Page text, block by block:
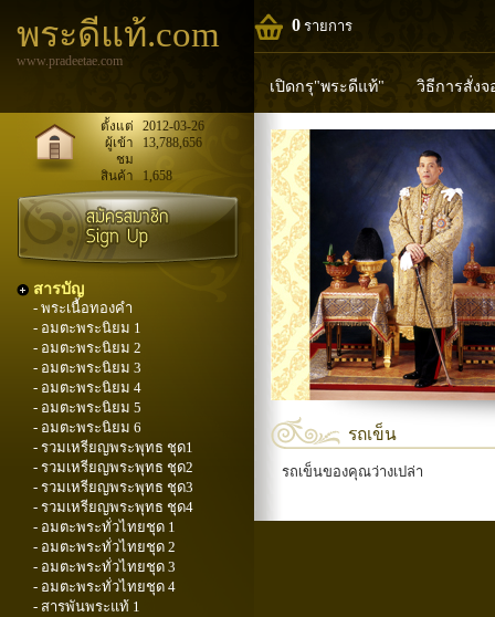
พระดีแท้.com
www.pradeetae.com
0 รายการ
เปิดกรุ"พระดีแท้" วิธีการสั่งจ
หลวงพ่อทวด หลวงปู่ทิม
พระพุทธวิริยากร
ตั้งแต่
2012-03-26
ผู้เข้า
ชม
13,788,656
สินค้า 1,658
สารบัญ
- พระเนื้อทองคำ
- อมตะพระนิยม 1
- อมตะพระนิยม 2
- อมตะพระนิยม 3
- อมตะพระนิยม 4
- อมตะพระนิยม 5
- อมตะพระนิยม 6
- รวมเหรียญพระพุทธ ชุด1
- รวมเหรียญพระพุทธ ชุด2
- รวมเหรียญพระพุทธ ชุด3
- รวมเหรียญพระพุทธ ชุด4
- อมตะพระทั่วไทยชุด 1
- อมตะพระทั่วไทยชุด 2
- อมตะพระทั่วไทยชุด 3
- อมตะพระทั่วไทยชุด 4
- สารพันพระแท้ 1
รถเข็น
รถเข็นของคุณว่างเปล่า